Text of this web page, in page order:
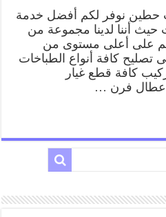
حطين نوفر لكم أفضل خدمة
أننا لدينا مجموعة من
هم على أعلى مستوى من
تصليح كافة أنواع الطباخات
كافة قطع غيار
أعطال فرن …